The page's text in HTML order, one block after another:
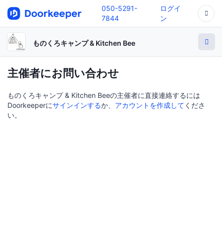
050-5291-
7844
ログイ
ン
ものくろキャンプ & Kitchen Bee
主催者にお問い合わせ
ものくろキャンプ & Kitchen Beeの主催者に直接連絡するには
Doorkeeperにサインインするか、 アカウントを作成して くださ
い。